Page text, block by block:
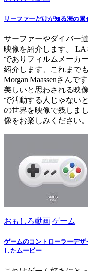
サーファーだけが知る海の
サーファーやダイバー
映像を紹介します。
でありフィルムメーカ
紹介します。これまで
Morgan Maassenさんで
美しいと思わされる映
で活動する人じゃない
の世界を映像で残しま
像をお楽しみください。
おもしろ動画 ゲーム
ゲームのコントローラーデ
したムービー